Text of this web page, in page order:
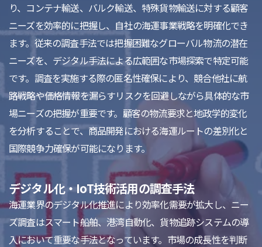
り、コンテナ輸送、バルク輸送、特殊貨物輸送に対する顧客
ニーズを効率的に把握し、自社の海運事業戦略を明確化でき
ます。従来の調査手法では把握困難なグローバル物流の潜在
ニーズを、デジタル手法による広範囲な市場探索で特定可能
です。調査を実施する際の匿名性確保により、競合他社に航
路戦略や価格情報を漏らすリスクを回避しながら具体的な市
場ニーズの把握が重要です。顧客の物流要求と地政学的変化
を分析することで、商品開発における海運ルートの差別化と
国際競争力確保が可能になります。
デジタル化・IoT技術活用の調査手法
海運業界のデジタル化推進により効率化需要が拡大し、ニー
ズ調査はスマート船舶、港湾自動化、貨物追跡システムの導
入において重要な手法となっています。市場の成長性を判断